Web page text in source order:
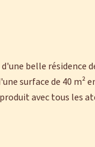
belle résidence
surface de 40 m²
avec tous les